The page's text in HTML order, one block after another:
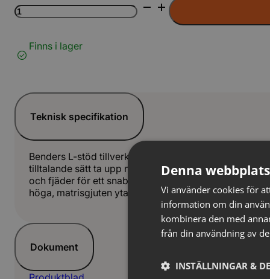
Bender
L-
grå
Finns i lager
Teknisk specifikation
Benders L-stöd tillverkas i höjder från 400 mm, upp
tilltalande sätt ta upp nivåskillnader i t.ex. en park
och fjäder för ett snabbt, enkelt montage och en
höga, matrisgjuten yta eller med en slät yta.
Dokument
Denna
Vi använder cookies för
information om din
kombinera den med
från din användning av
INSTÄLLNINGAR &